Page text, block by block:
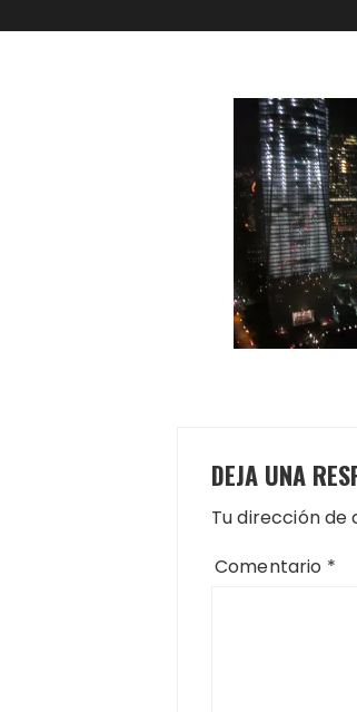
DEJA UNA
Tu dirección
Comentario *